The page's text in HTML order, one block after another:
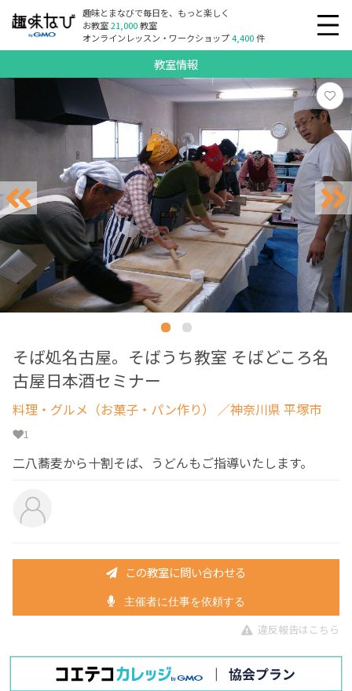
趣味とまなびで毎日を、もっと楽しく
お教室21,000教室
オンラインレッスン・ワークショップ4,400件
教室情報
そば処名古屋。そばうち教室 そばどころ名
古屋日本酒セミナー
料理・グルメ（お菓子・パン作り） ／神奈川県 平塚市
1
二八蕎麦から十割そば、うどんもご指導いたします。
この教室に問い合わせる
主催者に仕事を依頼する
違反報告はこちら